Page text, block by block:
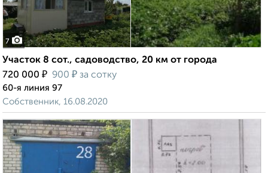
7
Участок 8 сот., садоводство, 20 км от города
720 000 ₽ 900 ₽ за сотку
60-я линия 97
Собственник, 16.08.2020